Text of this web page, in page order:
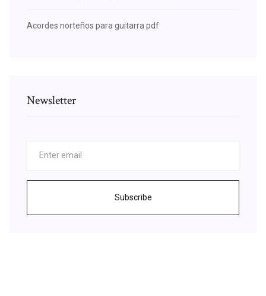
Acordes norteños para guitarra pdf
Newsletter
Subscribe